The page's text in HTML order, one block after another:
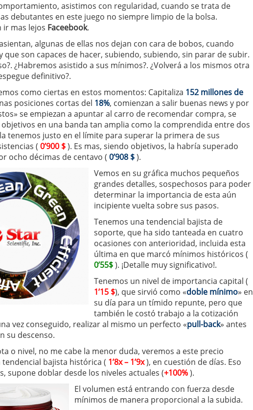
asistimos con regularidad, cuando se trata de
debutantes en este juego no siempre limpio de la bolsa.
ir mas lejos Faceebook.
algunas de ellas nos dejan con cara de bobos, cuando
que son capaces de hacer, subiendo, subiendo, sin parar de subir.
¿Habremos asistido a sus mínimos?. ¿Volverá a los mismos otra
definitivo?.
como ciertas en estos momentos: Capitaliza 152 millones de
posiciones cortas del 18%, comienzan a salir buenas news y por
se empiezan a apuntar al carro de recomendar compra, se
en una banda tan amplia como la comprendida entre dos
tenemos justo en el límite para superar la primera de sus
( 0’900 $). Es mas, siendo objetivos, la habría superado
ocho décimas de centavo ( 0’908 $).
Vemos en su gráfica muchos pequeños
grandes detalles, sospechosos para poder
determinar la importancia de esta aún
incipiente vuelta sobre sus pasos.
Tenemos una tendencial bajista de
soporte, que ha sido tanteada en cuatro
ocasiones con anterioridad, incluida esta
última en que marcó mínimos históricos (
0’55$). ¡Detalle muy significativo!.
Tenemos un nivel de importancia capital (
1’15 $), que sirvió como «doble mínimo» en
su día para un tímido repunte, pero que
también le costó trabajo a la cotización
vez conseguido, realizar al mismo un perfecto «pull-back» antes
su descenso.
o nivel, no me cabe la menor duda, veremos a este precio
bajista histórica ( 1’8x – 1’9x), en cuestión de días. Eso
supone doblar desde los niveles actuales (+100%).
El volumen está entrando con fuerza desde
mínimos de manera proporcional a la subida.